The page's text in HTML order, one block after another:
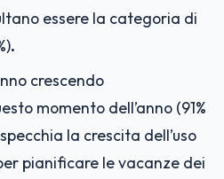
essere la categoria di
.
crescendo
momento dell’anno (91%
la crescita dell’uso
pianificare le vacanze dei